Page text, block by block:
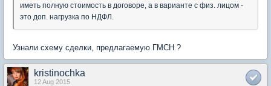
иметь полную стоимость в договоре, а в варианте с физ. лицом -
это доп. нагрузка по НДФЛ.
Узнали схему сделки, предлагаемую ГМСН ?
kristinochka
12 Aug 2015